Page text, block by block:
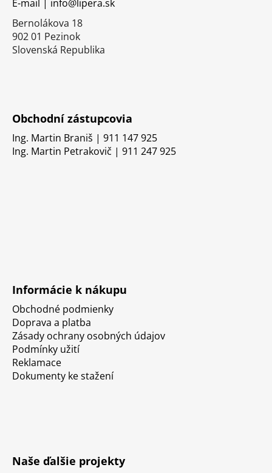
E-mail | info@lipera.sk
Bernolákova 18
902 01 Pezinok
Slovenská Republika
Obchodní zástupcovia
Ing. Martin Braniš | 911 147 925
Ing. Martin Petrakovič | 911 247 925
Informácie k nákupu
Obchodné podmienky
Doprava a platba
Zásady ochrany osobných údajov
Podmínky užití
Reklamace
Dokumenty ke stažení
Naše ďalšie projekty